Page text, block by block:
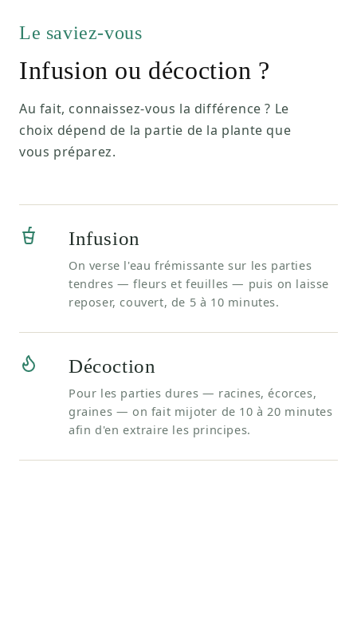
Le saviez-vous
Infusion ou décoction ?
Au fait, connaissez-vous la différence ? Le
choix dépend de la partie de la plante que
vous préparez.
Infusion
On verse l'eau frémissante sur les parties
tendres — fleurs et feuilles — puis on laisse
reposer, couvert, de 5 à 10 minutes.
Décoction
Pour les parties dures — racines, écorces,
graines — on fait mijoter de 10 à 20 minutes
afin d'en extraire les principes.